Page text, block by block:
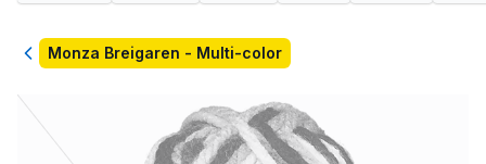
TerugMonza Breigaren - Multi-color